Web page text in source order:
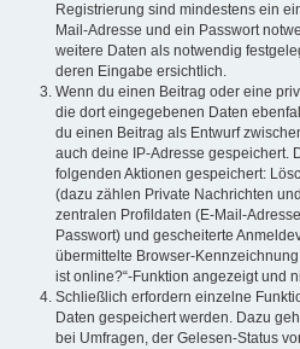
Registrierung sind mindestens ein
Mail-Adresse und ein Passwort
weitere Daten als notwendig
deren Eingabe ersichtlich.
Wenn du einen Beitrag oder eine
die dort eingegebenen Daten
du einen Beitrag als Entwurf
auch deine IP-Adresse gespeichert.
folgenden Aktionen gespeichert:
(dazu zählen Private Nachrichten
zentralen Profildaten (E-Mail-
Passwort) und gescheiterte
übermittelte Browser-
ist online?“-Funktion angezeigt und
Schließlich erfordern einzelne
Daten gespeichert werden. Dazu
bei Umfragen, der Gelesen-Status